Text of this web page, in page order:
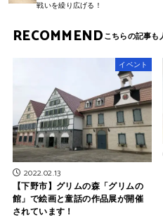
戦いを繰り広げる！
RECOMMEND
イベント
2022.02.13
【下野市】グリムの森「グリムの
館」で絵画と童話の作品展が開催
されています！